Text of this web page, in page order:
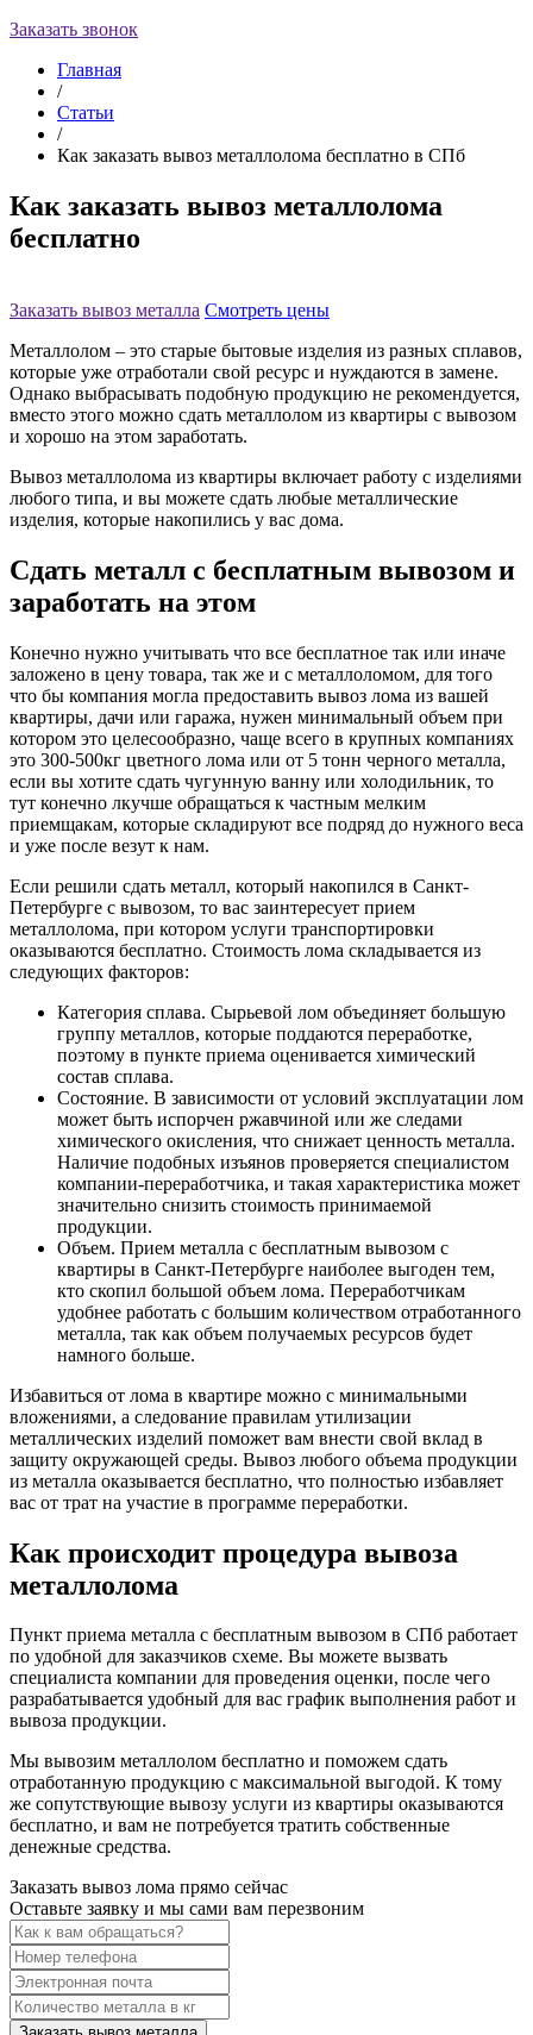
Заказать звонок
Главная
/
Статьи
/
Как заказать вывоз металлолома бесплатно в СПб
Как заказать вывоз металлолома
бесплатно
Заказать вывоз металла Смотреть цены
Металлолом – это старые бытовые изделия из разных сплавов,
которые уже отработали свой ресурс и нуждаются в замене.
Однако выбрасывать подобную продукцию не рекомендуется,
вместо этого можно сдать металлолом из квартиры с вывозом
и хорошо на этом заработать.
Вывоз металлолома из квартиры включает работу с изделиями
любого типа, и вы можете сдать любые металлические
изделия, которые накопились у вас дома.
Сдать металл с бесплатным вывозом и
заработать на этом
Конечно нужно учитывать что все бесплатное так или иначе
заложено в цену товара, так же и с металлоломом, для того
что бы компания могла предоставить вывоз лома из вашей
квартиры, дачи или гаража, нужен минимальный объем при
котором это целесообразно, чаще всего в крупных компаниях
это 300-500кг цветного лома или от 5 тонн черного металла,
если вы хотите сдать чугунную ванну или холодильник, то
тут конечно лкучше обращаться к частным мелким
приемщакам, которые складируют все подряд до нужного веса
и уже после везут к нам.
Если решили сдать металл, который накопился в Санкт-
Петербурге с вывозом, то вас заинтересует прием
металлолома, при котором услуги транспортировки
оказываются бесплатно. Стоимость лома складывается из
следующих факторов:
Категория сплава. Сырьевой лом объединяет большую
группу металлов, которые поддаются переработке,
поэтому в пункте приема оценивается химический
состав сплава.
Состояние. В зависимости от условий эксплуатации лом
может быть испорчен ржавчиной или же следами
химического окисления, что снижает ценность металла.
Наличие подобных изъянов проверяется специалистом
компании-переработчика, и такая характеристика может
значительно снизить стоимость принимаемой
продукции.
Объем. Прием металла с бесплатным вывозом с
квартиры в Санкт-Петербурге наиболее выгоден тем,
кто скопил большой объем лома. Переработчикам
удобнее работать с большим количеством отработанного
металла, так как объем получаемых ресурсов будет
намного больше.
Избавиться от лома в квартире можно с минимальными
вложениями, а следование правилам утилизации
металлических изделий поможет вам внести свой вклад в
защиту окружающей среды. Вывоз любого объема продукции
из металла оказывается бесплатно, что полностью избавляет
вас от трат на участие в программе переработки.
Как происходит процедура вывоза
металлолома
Пункт приема металла с бесплатным вывозом в СПб работает
по удобной для заказчиков схеме. Вы можете вызвать
специалиста компании для проведения оценки, после чего
разрабатывается удобный для вас график выполнения работ и
вывоза продукции.
Мы вывозим металлолом бесплатно и поможем сдать
отработанную продукцию с максимальной выгодой. К тому
же сопутствующие вывозу услуги из квартиры оказываются
бесплатно, и вам не потребуется тратить собственные
денежные средства.
Заказать вывоз лома прямо сейчас
Оставьте заявку и мы сами вам перезвоним